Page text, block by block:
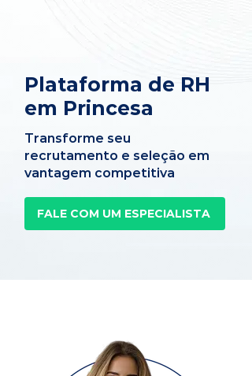
Plataforma de RH
em Princesa
Transforme seu
recrutamento e seleção em
vantagem competitiva
FALE COM UM ESPECIALISTA